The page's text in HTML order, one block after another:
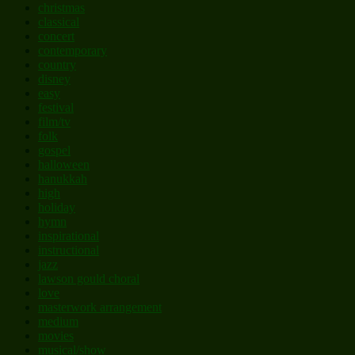
christmas
classical
concert
contemporary
country
disney
easy
festival
film/tv
folk
gospel
halloween
hanukkah
high
holiday
hymn
inspirational
instructional
jazz
lawson gould choral
love
masterwork arrangement
medium
movies
musical/show